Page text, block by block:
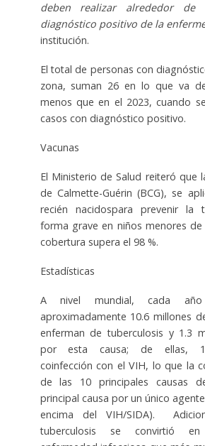
deben realizar alrededor
diagnóstico positivo de la
institución.
El total de personas con
zona, suman 26 en lo que va
menos que en el 2023, cuando
casos con diagnóstico positivo.
Vacunas
El Ministerio de Salud reiteró que
de Calmette-Guérin (BCG), se
recién nacidospara prevenir la
forma grave en niños menores
cobertura supera el 98 %.
Estadísticas
A nivel mundial, cada año
aproximadamente 10.6 millones
enferman de tuberculosis y 1.3
por esta causa; de ellas,
coinfección con el VIH, lo que la
de las 10 principales causas
principal causa por un único
encima del VIH/SIDA).
tuberculosis se convirtió